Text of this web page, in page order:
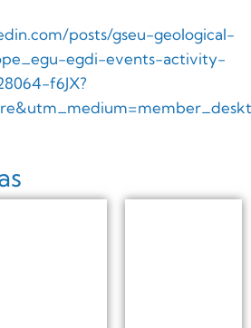
posts/gseu-geological-
egdi-events-activity-
f6JX?